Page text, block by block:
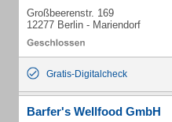
Großbeerenstr. 169
12277 Berlin - Mariendorf
Gratis-Digitalcheck
Barfer's Wellfood GmbH